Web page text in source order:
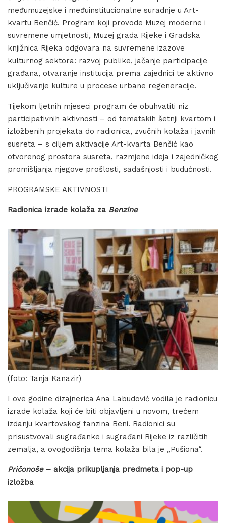
međumuzejske i međuinstitucionalne suradnje u Art-
kvartu Benčić. Program koji provode Muzej moderne i
suvremene umjetnosti, Muzej grada Rijeke i Gradska
knjižnica Rijeka odgovara na suvremene izazove
kulturnog sektora: razvoj publike, jačanje participacije
građana, otvaranje institucija prema zajednici te aktivno
uključivanje kulture u procese urbane regeneracije.
Tijekom ljetnih mjeseci program će obuhvatiti niz
participativnih aktivnosti – od tematskih šetnji kvartom i
izložbenih projekata do radionica, zvučnih kolaža i javnih
susreta – s ciljem aktivacije Art-kvarta Benčić kao
otvorenog prostora susreta, razmjene ideja i zajedničkog
promišljanja njegove prošlosti, sadašnjosti i budućnosti.
PROGRAMSKE AKTIVNOSTI
Radionica izrade kolaža za Benzine
(foto: Tanja Kanazir)
I ove godine dizajnerica Ana Labudović vodila je radionicu
izrade kolaža koji će biti objavljeni u novom, trećem
izdanju kvartovskog fanzina Beni. Radionici su
prisustvovali sugrađanke i sugrađani Rijeke iz različitih
zemalja, a ovogodišnja tema kolaža bila je „Pušiona“.
Pričonoše– akcija prikupljanja predmeta i pop-up
izložba